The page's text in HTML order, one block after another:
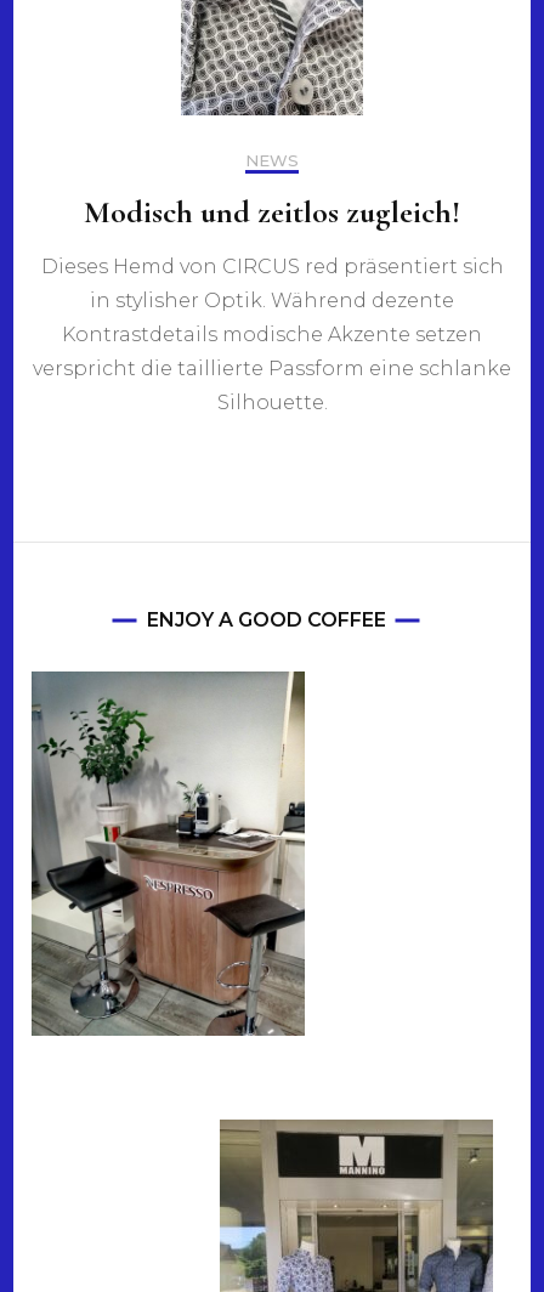
NEWS
Modisch und zeitlos zugleich!
Dieses Hemd von CIRCUS red präsentiert sich
in stylisher Optik. Während dezente
Kontrastdetails modische Akzente setzen
verspricht die taillierte Passform eine schlanke
Silhouette.
ENJOY A GOOD COFFEE